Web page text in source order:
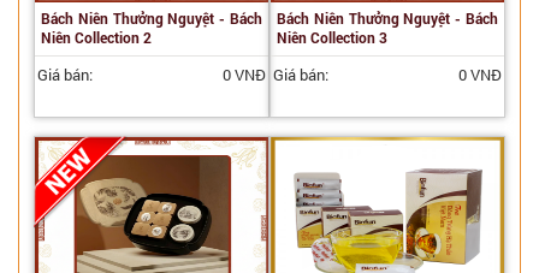
Bách Niên Thưởng Nguyệt - Bách
Niên Collection 2
Giá bán: 0 VNĐ
Bách Niên Thưởng Nguyệt - Bách
Niên Collection 3
Giá bán: 0 VNĐ